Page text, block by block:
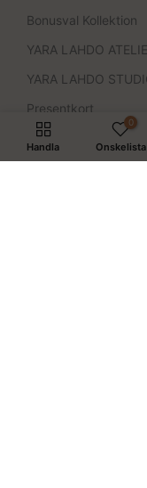
Bonusval Kollektion
YARA LAHDO
YARA LAHDO
Presentkort
Rea
Handla
0
Önskelista